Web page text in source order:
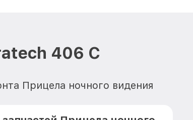
406 С
Прицела ночного видения